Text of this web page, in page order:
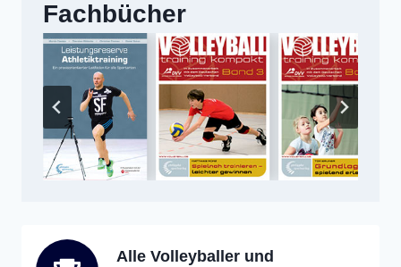
Fachbücher
Alle Volleyballer und